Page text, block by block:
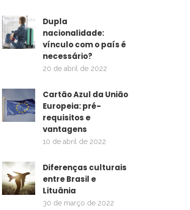
Dupla
nacionalidade:
vínculo com o país é
necessário?
20 de abril de 2022
Cartão Azul da União
Europeia: pré-
requisitos e
vantagens
10 de abril de 2022
Diferenças culturais
entre Brasil e
Lituânia
30 de março de 2022